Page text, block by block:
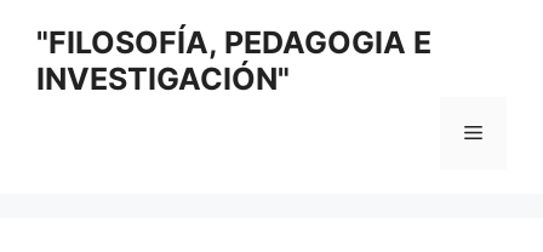
contenido
"FILOSOFÍA, PEDAGOGIA E
INVESTIGACIÓN"
Menú